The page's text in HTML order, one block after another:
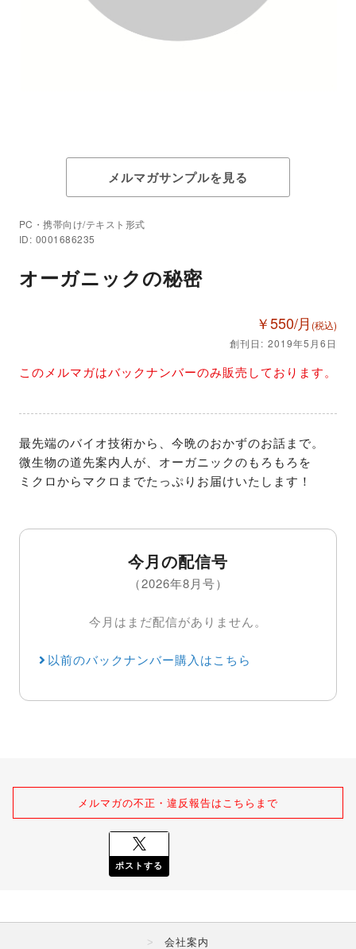
メルマガサンプルを見る
PC・携帯向け/テキスト形式
ID: 0001686235
オーガニックの秘密
￥550/月 (税込)
創刊日: 2019年5月6日
このメルマガはバックナンバーのみ販売しております。
最先端のバイオ技術から、今晩のおかずのお話まで。
微生物の道先案内人が、オーガニックのもろもろを
ミクロからマクロまでたっぷりお届けいたします！
今月の配信号
（2026年8月号）
今月はまだ配信がありません。
以前のバックナンバー購入はこちら
メルマガの不正・違反報告はこちらまで
ポストする
会社案内